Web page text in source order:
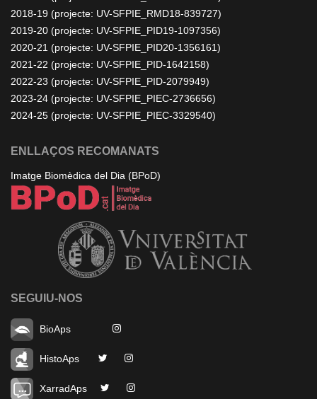
2018-19 (projecte: UV-SFPIE_RMD18-839727)
2019-20 (projecte: UV-SFPIE_PID19-1097356)
2020-21 (projecte: UV-SFPIE_PID20-1356161)
2021-22 (projecte: UV-SFPIE_PID-1642158)
2022-23 (projecte: UV-SFPIE_PID-2079949)
2023-24 (projecte: UV-SFPIE_PIEC-2736656)
2024-25 (projecte: UV-SFPIE_PIEC-3329540)
ENLLAÇOS RECOMANATS
Imatge Biomèdica del Dia (BPoD)
SEGUIU-NOS
BioAps
HistoAps
XarradAps